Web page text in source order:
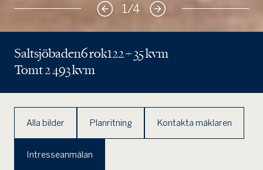
1/4
Saltsjöbaden6 rok122 + 35 kvm
Tomt 2 493 kvm
Alla bilder Planritning Kontakta mäklaren
Intresseanmälan